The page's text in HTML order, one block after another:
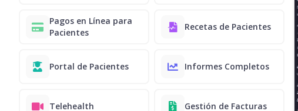
Pagos en Línea para
Pacientes
Recetas de Pacientes
Portal de Pacientes Informes Completos
Telehealth Gestión de Facturas